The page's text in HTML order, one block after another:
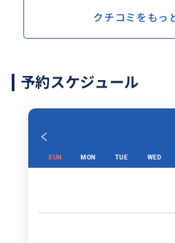
クチコミをもっ
予約スケジュール
SUN MON TUE WED